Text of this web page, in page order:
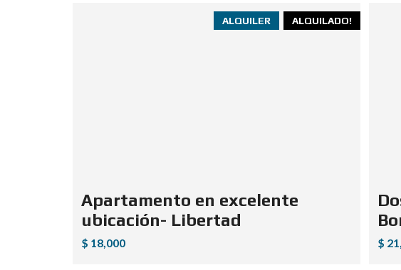
ALQUILADO!
ALQUILER
Apartamento en excelente
ubicación- Libertad
$ 18,000 $